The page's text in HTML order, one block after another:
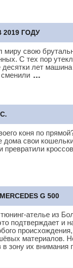
2019 ГОДУ
миру свою
С тех пор
десятки лет
коня по
дома свои
G 500
ателье из
подтверждает и
материалов.
в зону их